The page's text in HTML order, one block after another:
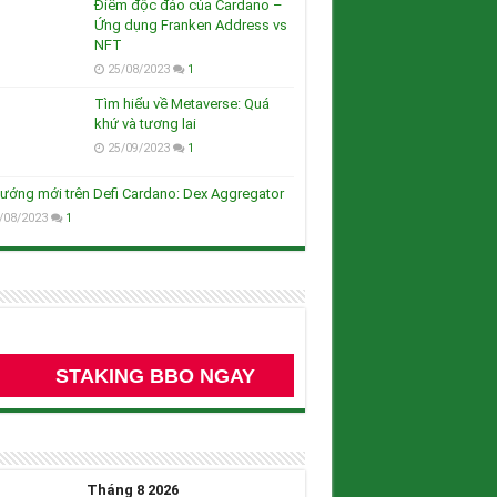
Điểm độc đáo của Cardano –
Ứng dụng Franken Address vs
NFT
25/08/2023 1
Tìm hiểu về Metaverse: Quá
khứ và tương lai
25/09/2023 1
mới trên Defi Cardano: Dex Aggregator
08/2023 1
STAKING BBO NGAY
Tháng 8 2026